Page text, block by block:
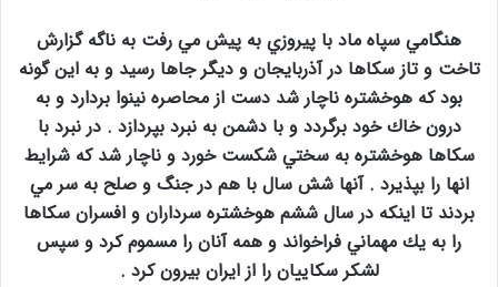
هنگامي سپاه ماد با پيروزي به پيش مي رفت به ناگه گزارش
تاخت و تاز سكاها در آذربايجان و ديگر جاها رسيد و به اين گونه
بود كه هوخشتره ناچار شد دست از محاصره نينوا بردارد و به
درون خاك خود برگردد و با دشمن به نبرد بپردازد . در نبرد با
سكاها هوخشتره به سختي شكست خورد و ناچار شد كه شرايط
انها را بپذيرد . آنها شش سال با هم در جنگ و صلح به سر مي
بردند تا اينكه در سال ششم هوخشتره سرداران و افسران سكاها
را به يك مهماني فراخواند و همه آنان را مسموم كرد و سپس
لشكر سكاييان را از ايران بيرون كرد .